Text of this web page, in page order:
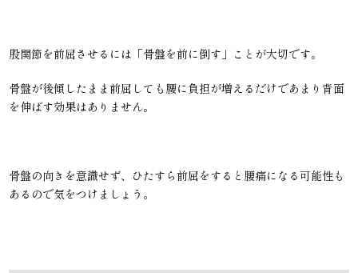
股関節を前屈させるには「骨盤を前に倒す」ことが大切です。
骨盤が後傾したまま前屈しても腰に負担が増えるだけであまり背面
を伸ばす効果はありません。
骨盤の向きを意識せず、ひたすら前屈をすると腰痛になる可能性も
あるので気をつけましょう。